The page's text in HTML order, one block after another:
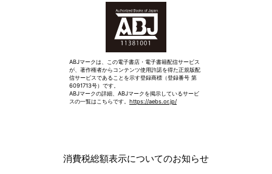
ABJマークは、この電子書店・電子書籍配信サービス
が、著作権者からコンテンツ使用許諾を得た正規版配
信サービスであることを示す登録商標（登録番号 第
6091713号）です。
ABJマークの詳細、ABJマークを掲示しているサービ
スの一覧はこちらです。 https://aebs.or.jp/
消費税総額表示についてのお知らせ